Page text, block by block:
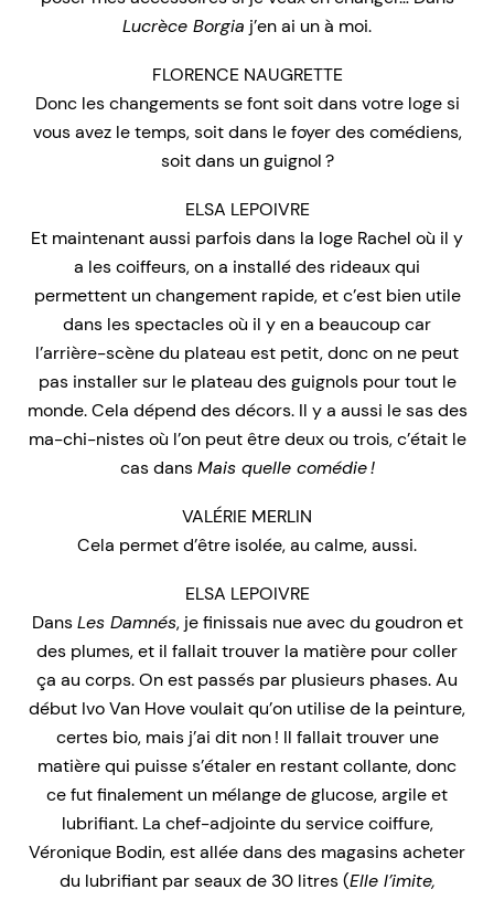
Lucrèce Borgia j’en ai un à moi.
FLORENCE NAUGRETTE
Donc les changements se font soit dans votre loge si
vous avez le temps, soit dans le foyer des comédiens,
soit dans un guignol ?
ELSA LEPOIVRE
Et maintenant aussi parfois dans la loge Rachel où il y
a les coiffeurs, on a installé des rideaux qui
permettent un changement rapide, et c’est bien utile
dans les spectacles où il y en a beaucoup car
l’arrière-scène du plateau est petit, donc on ne peut
pas installer sur le plateau des guignols pour tout le
monde. Cela dépend des décors. Il y a aussi le sas des
ma-chi-nistes où l’on peut être deux ou trois, c’était le
cas dansMais quelle comédie !
VALÉRIE MERLIN
Cela permet d’être isolée, au calme, aussi.
ELSA LEPOIVRE
DansLes Damnés, je finissais nue avec du goudron et
des plumes, et il fallait trouver la matière pour coller
ça au corps. On est passés par plusieurs phases. Au
début Ivo Van Hove voulait qu’on utilise de la peinture,
certes bio, mais j’ai dit non ! Il fallait trouver une
matière qui puisse s’étaler en restant collante, donc
ce fut finalement un mélange de glucose, argile et
lubrifiant. La chef-adjointe du service coiffure,
Véronique Bodin, est allée dans des magasins acheter
du lubrifiant par seaux de 30 litres (Elle l’imite,